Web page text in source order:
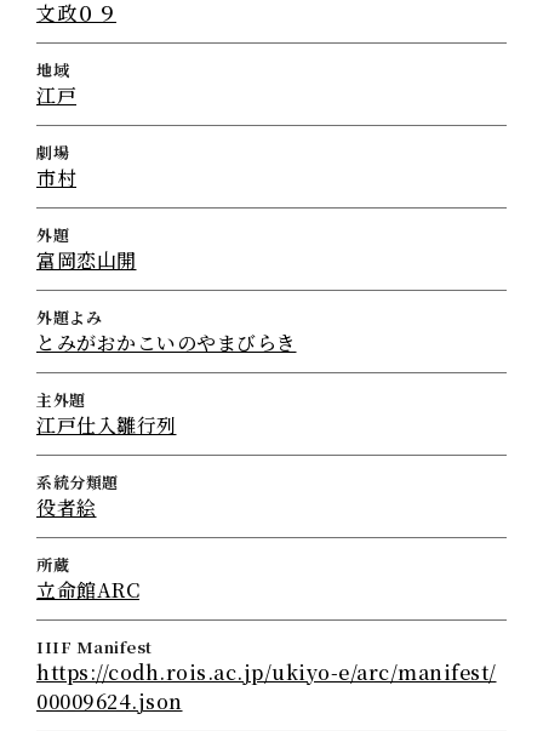
文政０９
地域
江戸
劇場
市村
外題
富岡恋山開
外題よみ
とみがおかこいのやまびらき
主外題
江戸仕入雛行列
系統分類題
役者絵
所蔵
立命館ARC
IIIF Manifest
https://codh.rois.ac.jp/ukiyo-e/arc/manifest/
00009624.json